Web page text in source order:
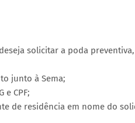
solicitar a poda
junto à Sema;
e CPF;
de residência em nome do